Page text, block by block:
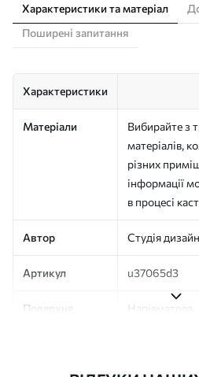
Характеристики та матеріал
Поширені запитання
Характеристики
Матеріали
Вибирайте з
матеріалів,
різних
інформації
в процесі
Автор Студія
Артикул u37065d3
Поверхня Напівматова